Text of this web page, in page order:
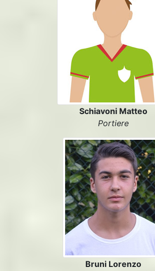
Schiavoni Matteo
Portiere
Bruni Lorenzo